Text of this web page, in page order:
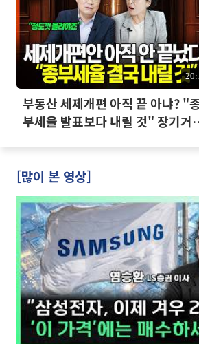
부동산 세제개편 아직 끝 아냐? "
부세율 발표보다 내릴 것" 장기거
[많이 본 영상]